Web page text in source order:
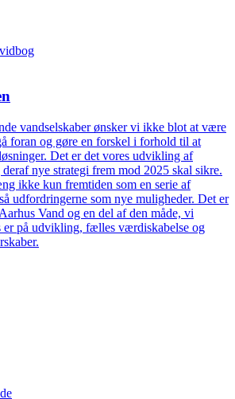
vandselskaber ønsker vi ikke blot at være
foran og gøre en forskel i forhold til at
Det er det vores udvikling af
nye strategi frem mod 2025 skal sikre.
ikke kun fremtiden som en serie af
udfordringerne som nye muligheder. Det er
Vand og en del af den måde, vi
er på udvikling, fælles værdiskabelse og